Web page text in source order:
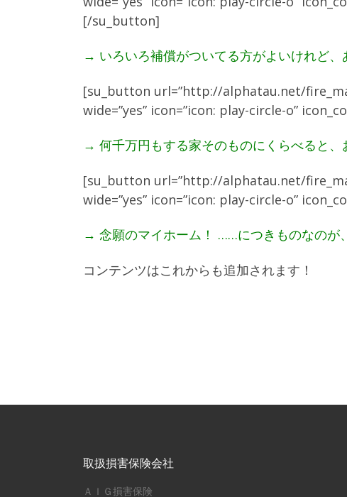
[/su_button]
→ いろいろ補償がついてる方がよいけれど
[su_button url=”http://alphatau.net/
wide=”yes” icon=”icon: play-circle-o”
→ 何千万円もする家そのものにくらべると
[su_button url=”http://alphatau.net/
wide=”yes” icon=”icon: play-circle-o”
→ 念願のマイホーム！ ……につきものなのが
コンテンツはこれからも追加されます！
取扱損害保険会社
ＡＩＧ損害保険